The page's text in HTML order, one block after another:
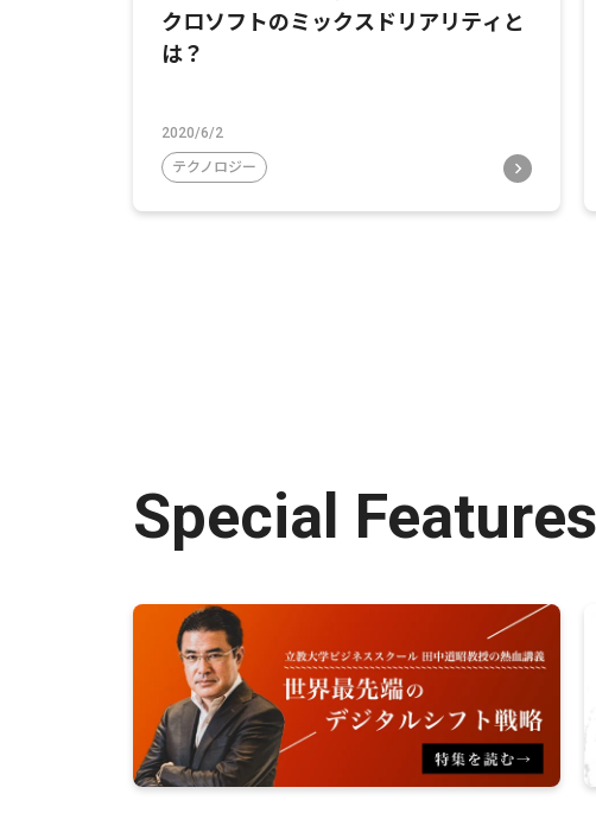
クロソフトのミックスドリアリティと
は？
2020/6/2
テクノロジー
Special Features